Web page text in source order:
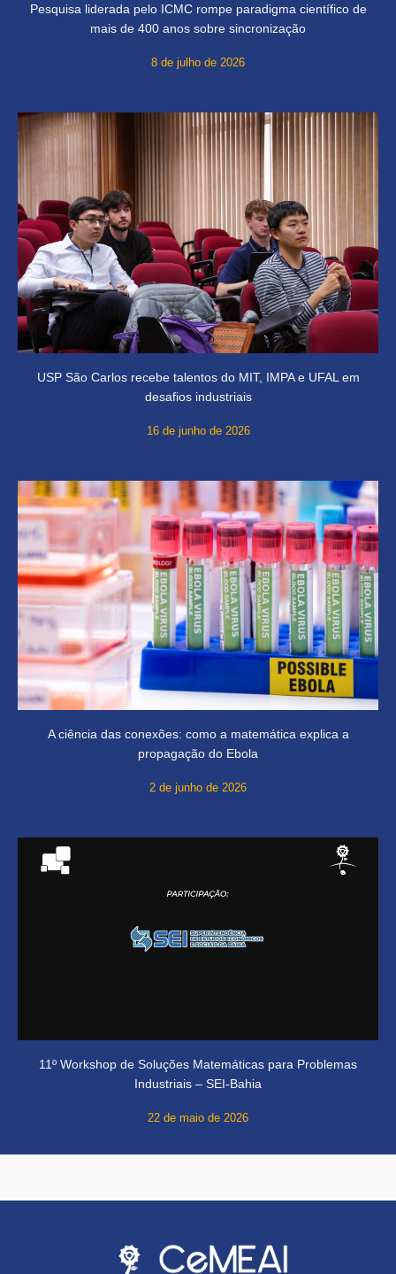
Pesquisa liderada pelo ICMC rompe paradigma científico de
mais de 400 anos sobre sincronização
8 de julho de 2026
USP São Carlos recebe talentos do MIT, IMPA e UFAL em
desafios industriais
16 de junho de 2026
A ciência das conexões: como a matemática explica a
propagação do Ebola
2 de junho de 2026
11º Workshop de Soluções Matemáticas para Problemas
Industriais – SEI-Bahia
22 de maio de 2026